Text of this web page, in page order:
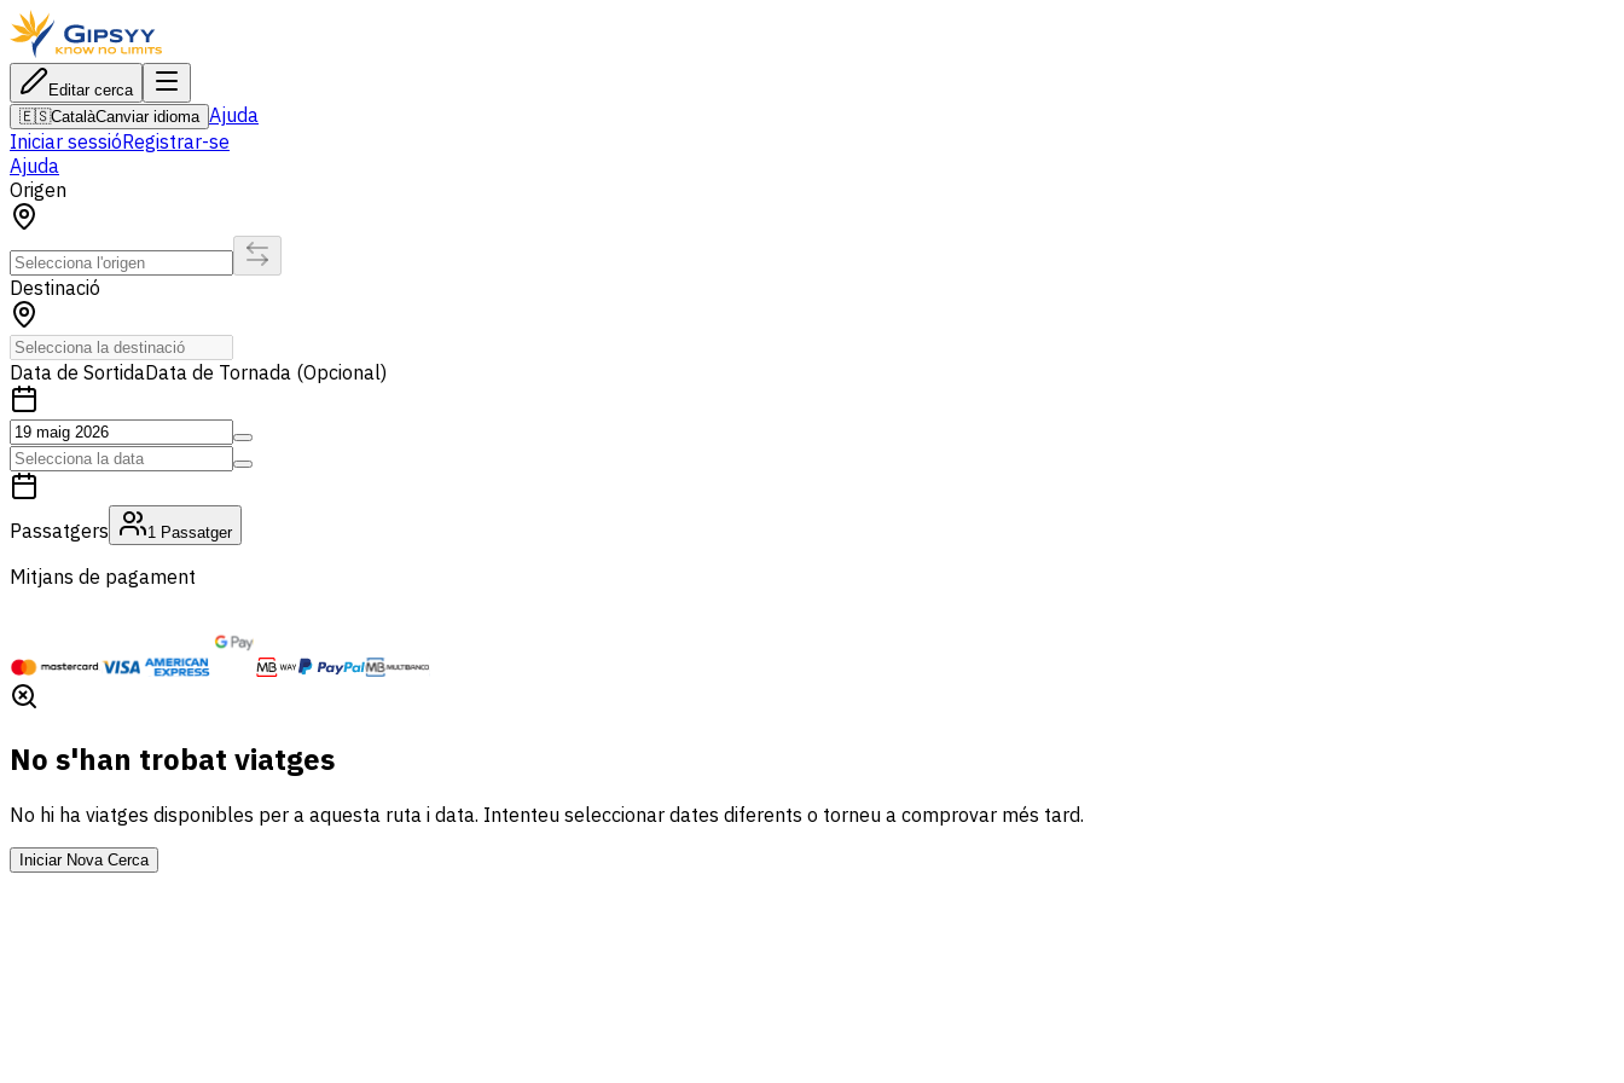
Editar cerca
🇪🇸CatalàCanviar idioma Ajuda
Iniciar sessióRegistrar-se
Ajuda
Origen
Destinació
Data de SortidaData de Tornada (Opcional)
Passatgers 1 Passatger
Mitjans de pagament
No s'han trobat viatges
No hi ha viatges disponibles per a aquesta ruta i data. Intenteu seleccionar dates diferents o torneu a comprovar més tard.
Iniciar Nova Cerca